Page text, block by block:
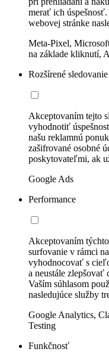
merať ich
webovej stránke
Meta-Pixel,
na základe kliknutí,
Rozšírené
Akceptovaním tejto
vyhodnotiť
našu reklamnú
zašifrované osobné
poskytovateľmi, ak
Google Ads
Performance
Akceptovaním
surfovanie v rámci
vyhodnocovať s
a neustále
Vaším súhlasom
nasledujúce služby
Google Analytics,
Testing
Funkčnosť